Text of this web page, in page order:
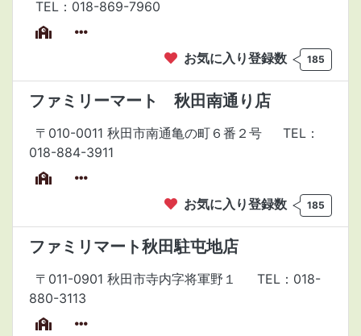
TEL：018-869-7960
お気に入り登録数 185
ファミリーマート 秋田南通り店
〒010-0011 秋田市南通亀の町６番２号
TEL：
018-884-3911
お気に入り登録数 185
ファミリマート秋田駐屯地店
〒011-0901 秋田市寺内字将軍野１
TEL：018-
880-3113